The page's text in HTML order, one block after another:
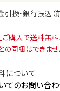
換・銀行振込（
購入で送料無料
の同梱はできませ
について
てのお問い合